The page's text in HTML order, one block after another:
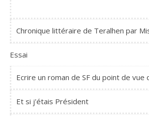
Chronique littéraire de Teralhen par
Essai
Ecrire un roman de SF du point de vue
Et si j'étais Président